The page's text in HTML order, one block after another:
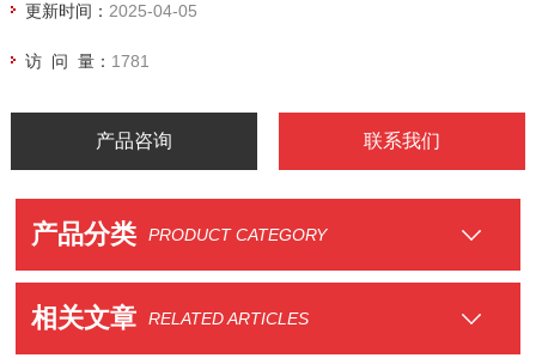
更新时间： 2025-04-05
访 问 量： 1781
产品咨询 联系我们
产品分类 PRODUCT CATEGORY
相关文章 RELATED ARTICLES